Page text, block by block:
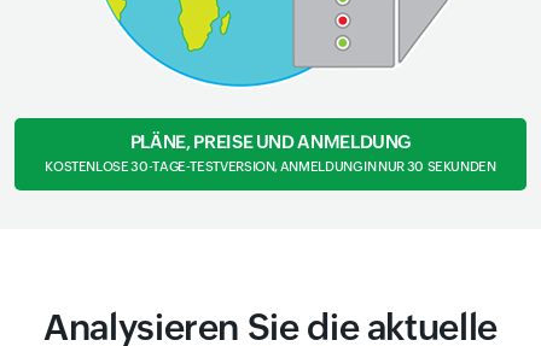
PLÄNE, PREISE UND ANMELDUNG
KOSTENLOSE 30-TAGE-TESTVERSION, ANMELDUNG IN NUR 30 SEKUNDEN
Analysieren Sie die aktuelle